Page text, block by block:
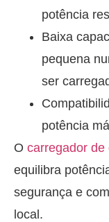
potência
Baixa
pequena
ser
potência
O carregador de
equilibra
segurança e
local.